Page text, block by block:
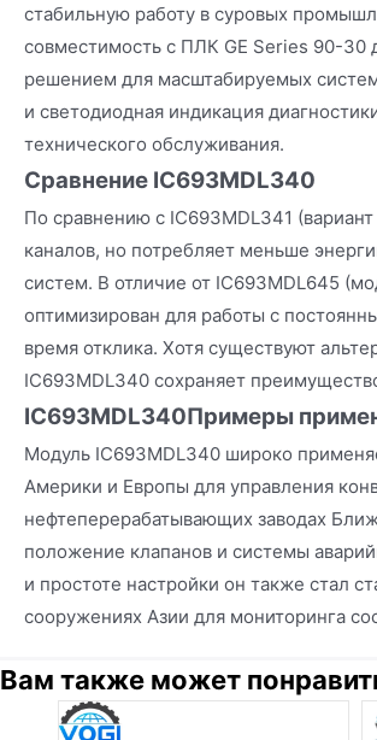
стабильную работу в суровых
совместимость с ПЛК GE Series 90-
решением для масштабируемых
и светодиодная индикация
технического обслуживания.
Сравнение IC693MDL340
По сравнению с IC693MDL341
каналов, но потребляет меньше
систем. В отличие от IC693MDL645
оптимизирован для работы с
время отклика. Хотя существуют
IC693MDL340 сохраняет
IC693MDL340Примеры
Модуль IC693MDL340 широко
Америки и Европы для управления
нефтеперерабатывающих заводах
положение клапанов и системы
и простоте настройки он также стал
сооружениях Азии для мониторинга
Вам также может